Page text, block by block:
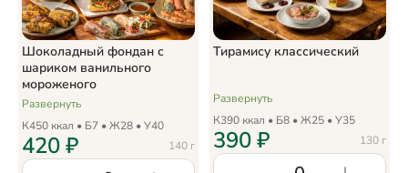
Шоколадный фондан с
шариком ванильного
мороженого
Развернуть
К450 ккал • Б7 • Ж28 • У40
140 г
420₽
Тирамису классический
Развернуть
К390 ккал • Б8 • Ж25 • У35
130 г
390₽